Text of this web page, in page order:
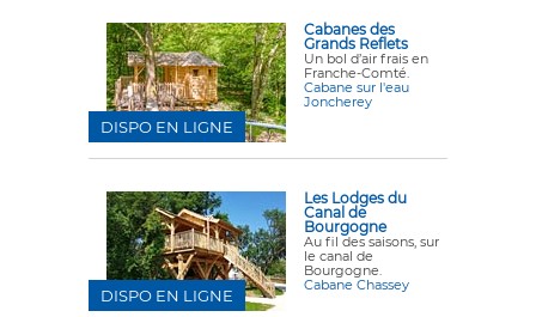
Cabanes des
Grands Reflets
Un bol d’air frais en
Franche-Comté.
Cabane sur l'eau
Joncherey
DISPO EN LIGNE
Les Lodges du
Canal de
Bourgogne
Au fil des saisons, sur
le canal de
Bourgogne.
Cabane Chassey
DISPO EN LIGNE